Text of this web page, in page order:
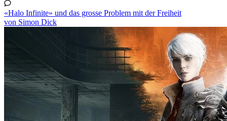
«Halo Infinite» und das grosse Problem mit der Freiheit
von Simon Dick